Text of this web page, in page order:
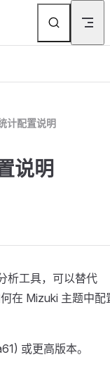
计配置说明
说明
析工具，可以替代
在 Mizuki 主题中配
或更高版本。